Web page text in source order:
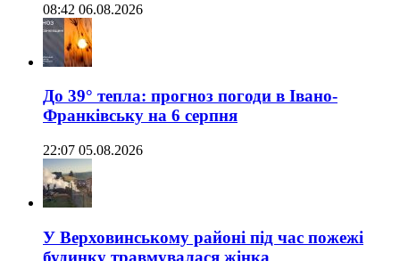
08:42 06.08.2026
До 39° тепла: прогноз погоди в Івано-
Франківську на 6 серпня
22:07 05.08.2026
У Верховинському районі під час пожежі
будинку травмувалася жінка